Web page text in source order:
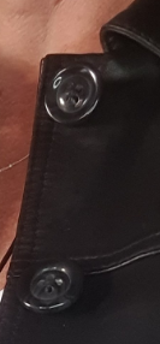
sur
CRÉATIONS